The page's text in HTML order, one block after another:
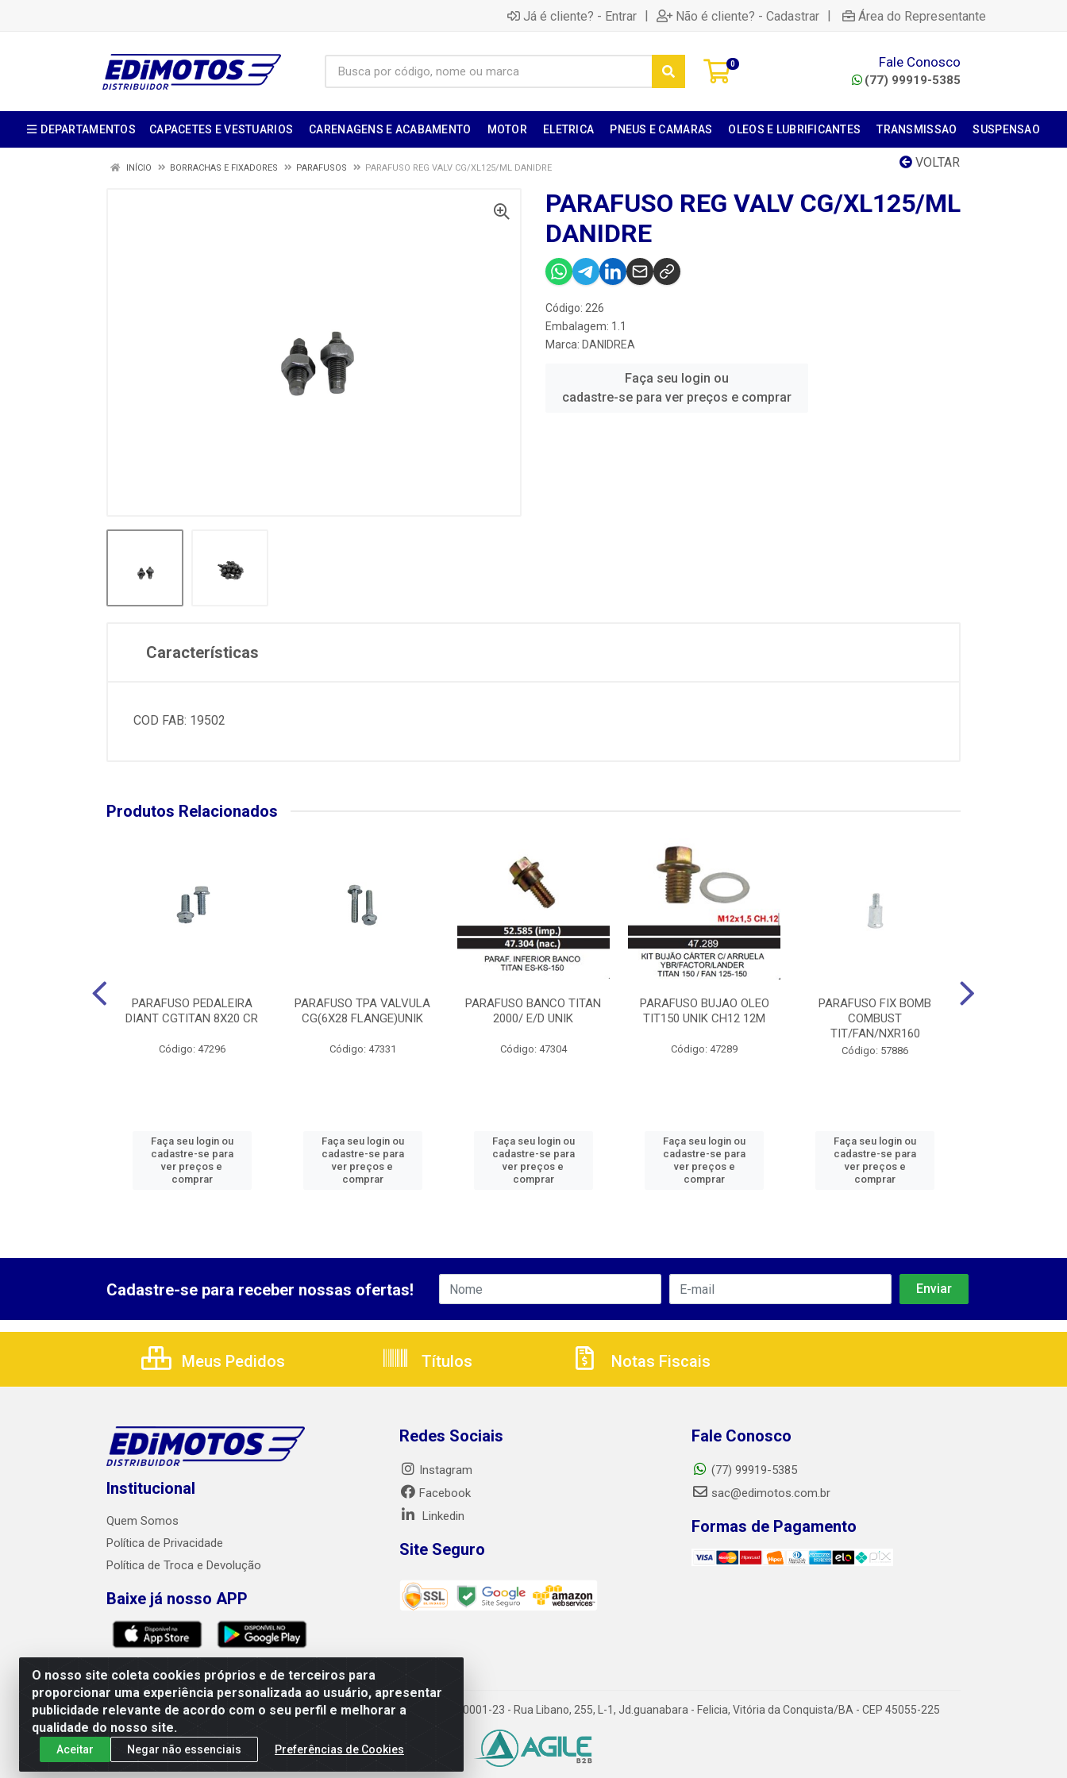
Já é cliente? - Entrar | Não é cliente? - Cadastrar | Área do Representante
0 Fale Conosco
(77) 99919-5385
DEPARTAMENTOS CAPACETES E VESTUARIOS CARENAGENS E ACABAMENTO MOTOR ELETRICA PNEUS E CAMARAS OLEOS E LUBRIFICANTES TRANSMISSAO SUSPENSAO
VOLTAR
INÍCIO BORRACHAS E FIXADORES PARAFUSOS PARAFUSO REG VALV CG/XL125/ML DANIDRE
PARAFUSO REG VALV CG/XL125/ML
DANIDRE
Código: 226
Embalagem: 1.1
Marca: DANIDREA
Faça seu login ou
cadastre-se para ver preços e comprar
Características
COD FAB: 19502
Produtos Relacionados
PARAFUSO PEDALEIRA
DIANT CGTITAN 8X20 CR
Código: 47296
Faça seu login ou
cadastre-se para
ver preços e
comprar
PARAFUSO TPA VALVULA
CG(6X28 FLANGE)UNIK
Código: 47331
Faça seu login ou
cadastre-se para
ver preços e
comprar
PARAFUSO BANCO TITAN
2000/ E/D UNIK
Código: 47304
Faça seu login ou
cadastre-se para
ver preços e
comprar
PARAFUSO BUJAO OLEO
TIT150 UNIK CH12 12M
Código: 47289
Faça seu login ou
cadastre-se para
ver preços e
comprar
PARAFUSO FIX BOMB
COMBUST
TIT/FAN/NXR160
Código: 57886
Faça seu login ou
cadastre-se para
ver preços e
comprar
O nosso site coleta cookies próprios e de terceiros para
proporcionar uma experiência personalizada ao usuário, apresentar
publicidade relevante de acordo com o seu perfil e melhorar a
qualidade do nosso site.
Aceitar Negar não essenciais Preferências de Cookies
Cadastre-se para receber nossas ofertas!
Meus Pedidos Títulos Notas Fiscais
Institucional
Quem Somos
Política de Privacidade
Política de Troca e Devolução
Baixe já nosso APP
Redes Sociais
Instagram
Facebook
Linkedin
Site Seguro
Fale Conosco
(77) 99919-5385
sac@edimotos.com.br
Formas de Pagamento
Edimotos Edilson Martins do Prado Ferraz LTDA - CNPJ 06.184.828/0001-23 - Rua Libano, 255, L-1, Jd.guanabara - Felicia, Vitória da Conquista/BA - CEP 45055-225